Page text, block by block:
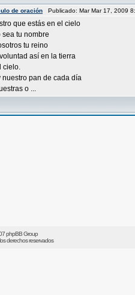
de oración Publicado: Mar Mar 17, 2009
que estás en el cielo
sea tu nombre
tu reino
así en la tierra
cielo.
nuestro pan de cada día
o ...
phpBB Group
derechos reservados